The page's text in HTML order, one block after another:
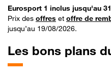
Eurosport 1 inclus jusqu'au
Prix des offres et offre de
jusqu’au 19/08/2026.
Les bons plans